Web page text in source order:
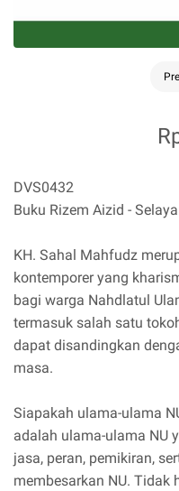
DVS0432
Buku Rizem Aizid -
KH. Sahal Mahfudz
kontemporer yang
bagi warga Nahdlatul
termasuk salah satu
dapat disandingkan
masa.
Siapakah ulama-ulama
adalah ulama-ulama NU
jasa, peran, pemikiran,
membesarkan NU. Tidak